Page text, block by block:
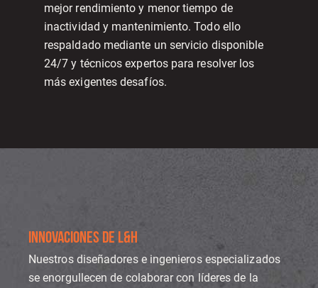
mejor rendimiento y menor tiempo de
inactividad y mantenimiento. Todo ello
respaldado mediante un servicio disponible
24/7 y técnicos expertos para resolver los
más exigentes desafíos.
INNOVACIONES DE L&H
Nuestros diseñadores e ingenieros especializados
se enorgullecen de colaborar con líderes de la